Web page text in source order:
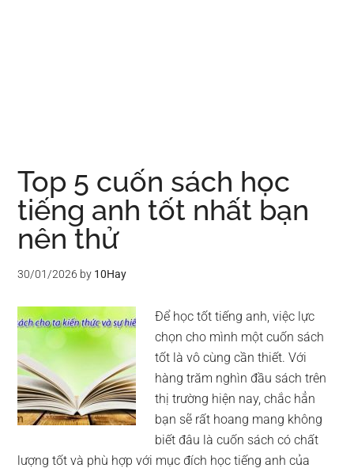
Top 5 cuốn sách học
tiếng anh tốt nhất bạn
nên thử
30/01/2026 by 10Hay
Để học tốt tiếng anh, việc lực
chọn cho mình một cuốn sách
tốt là vô cùng cần thiết. Với
hàng trăm nghìn đầu sách trên
thị trường hiện nay, chắc hẳn
bạn sẽ rất hoang mang không
biết đâu là cuốn sách có chất
lượng tốt và phù hợp với mục đích học tiếng anh của